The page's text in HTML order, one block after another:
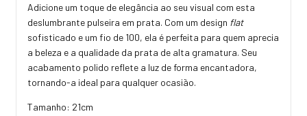
Adicione um toque de elegância ao seu visual com esta
deslumbrante pulseira em prata. Com um design flat
sofisticado e um fio de 100, ela é perfeita para quem aprecia
a beleza e a qualidade da prata de alta gramatura. Seu
acabamento polido reflete a luz de forma encantadora,
tornando-a ideal para qualquer ocasião.
Tamanho: 21cm